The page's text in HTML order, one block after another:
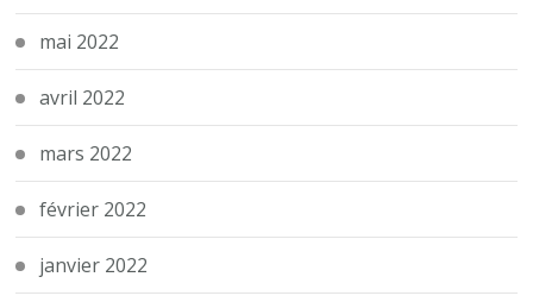
mai 2022
avril 2022
mars 2022
février 2022
janvier 2022